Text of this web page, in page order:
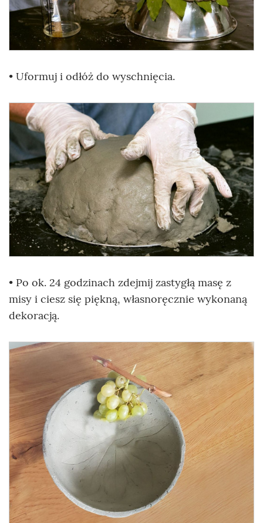
• Uformuj i odłóż do wyschnięcia.
• Po ok. 24 godzinach zdejmij zastygłą masę z
misy i ciesz się piękną, własnoręcznie wykonaną
dekoracją.